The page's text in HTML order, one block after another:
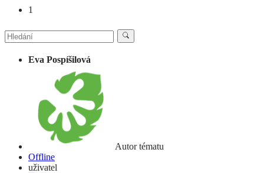
1
Eva Pospíšilová
Autor tématu
Offline
uživatel